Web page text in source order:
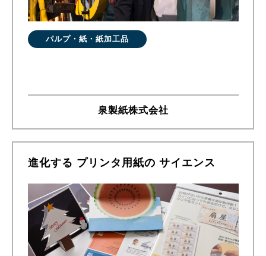
パルプ・紙・紙加工品
泉製紙株式会社
進化する プリンタ用紙の サイエンス